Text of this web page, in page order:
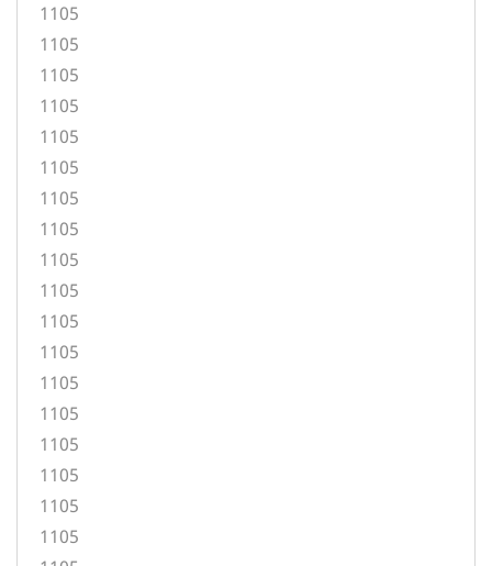
1105
1105
1105
1105
1105
1105
1105
1105
1105
1105
1105
1105
1105
1105
1105
1105
1105
1105